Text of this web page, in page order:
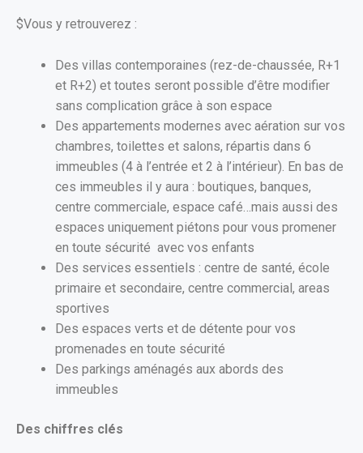
$Vous y retrouverez :
Des villas contemporaines (rez-de-chaussée, R+1
et R+2) et toutes seront possible d’être modifier
sans complication grâce à son espace
Des appartements modernes avec aération sur vos
chambres, toilettes et salons, répartis dans 6
immeubles (4 à l’entrée et 2 à l’intérieur). En bas de
ces immeubles il y aura : boutiques, banques,
centre commerciale, espace café…mais aussi des
espaces uniquement piétons pour vous promener
en toute sécurité avec vos enfants
Des services essentiels : centre de santé, école
primaire et secondaire, centre commercial, areas
sportives
Des espaces verts et de détente pour vos
promenades en toute sécurité
Des parkings aménagés aux abords des
immeubles
Des chiffres clés